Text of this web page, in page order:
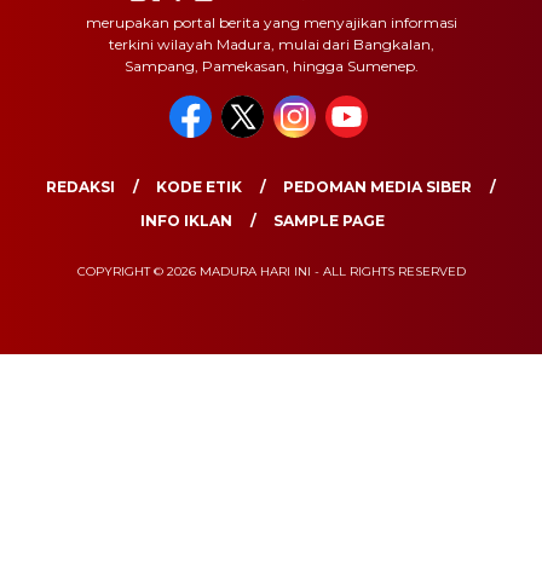
merupakan portal berita yang menyajikan informasi
terkini wilayah Madura, mulai dari Bangkalan,
Sampang, Pamekasan, hingga Sumenep.
REDAKSI KODE ETIK
PEDOMAN MEDIA SIBER
INFO IKLAN
SAMPLE PAGE
COPYRIGHT © 2026 MADURA HARI INI - ALL RIGHTS RESERVED